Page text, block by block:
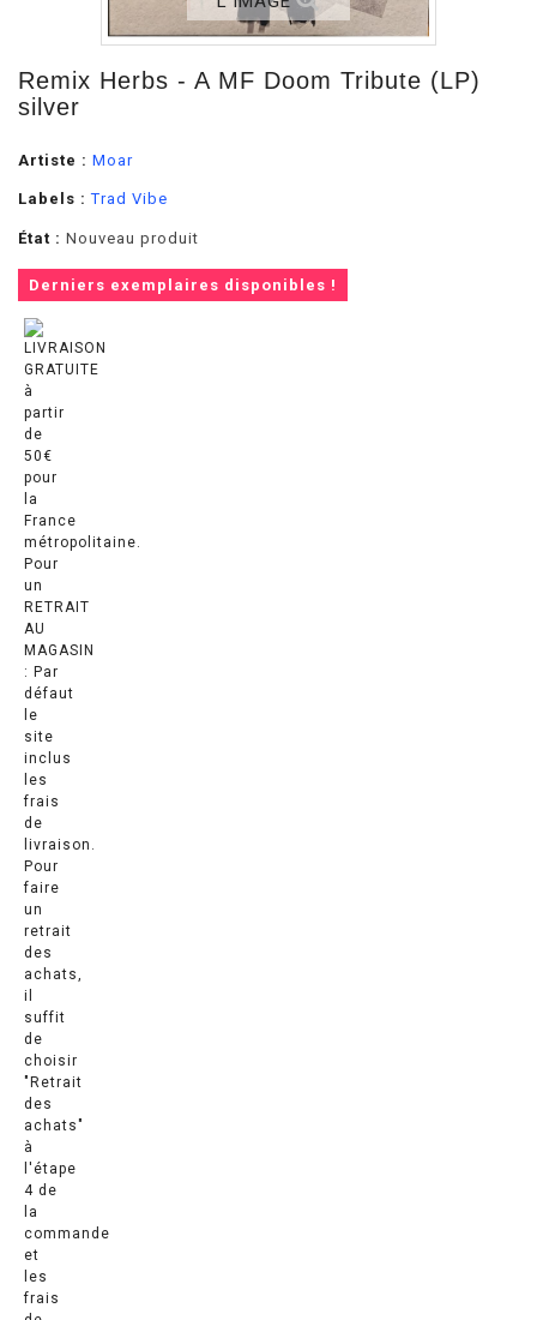
Remix Herbs - A MF Doom Tribute (LP)
silver
Artiste : Moar
Labels : Trad Vibe
État : Nouveau produit
Derniers exemplaires disponibles !